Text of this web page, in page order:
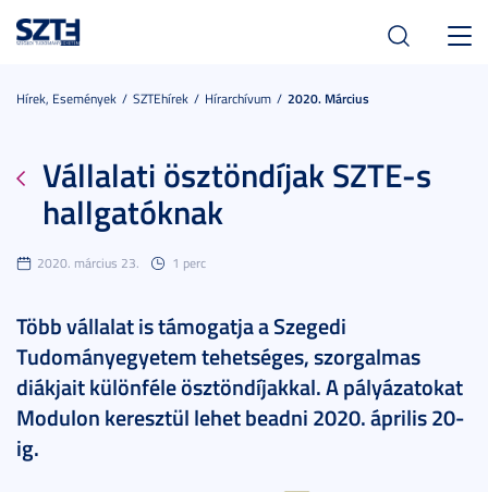
Hírek, Események SZTEhírek Hírarchívum 2020. Március
Vállalati ösztöndíjak SZTE-s
hallgatóknak
2020. március 23. 1 perc
Több vállalat is támogatja a Szegedi
Tudományegyetem tehetséges, szorgalmas
diákjait különféle ösztöndíjakkal. A pályázatokat
Modulon keresztül lehet beadni 2020. április 20-
ig.